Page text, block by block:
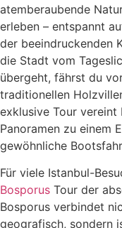
atemberaubende
erleben – entspannt
der beeindruckenden
die Stadt vom
übergeht, fährst du
traditionellen
exklusive Tour vereint
Panoramen zu einem
gewöhnliche
Für viele Istanbul-
Bosporus Tour der
Bosporus verbindet
geografisch, sondern